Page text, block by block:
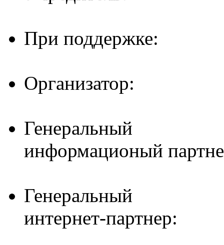
При поддержке:
Организатор:
Генеральный
информационый
Генеральный
интернет-партнер: